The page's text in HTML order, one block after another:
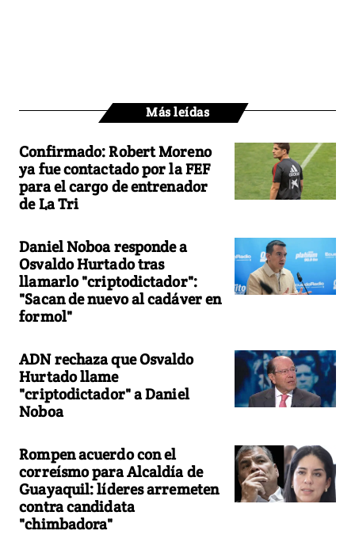
Más leídas
Confirmado: Robert Moreno
ya fue contactado por la FEF
para el cargo de entrenador
de La Tri
Daniel Noboa responde a
Osvaldo Hurtado tras
llamarlo "criptodictador":
"Sacan de nuevo al cadáver en
formol"
ADN rechaza que Osvaldo
Hurtado llame
"criptodictador" a Daniel
Noboa
Rompen acuerdo con el
correísmo para Alcaldía de
Guayaquil: líderes arremeten
contra candidata
"chimbadora"